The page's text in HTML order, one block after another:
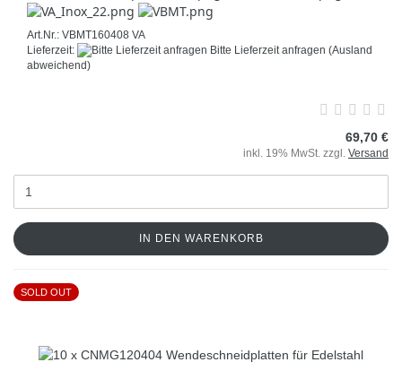
Art.Nr.: VBMT160408 VA
Lieferzeit:
Bitte Lieferzeit anfragen (Ausland
abweichend)
69,70 €
inkl. 19% MwSt. zzgl. Versand
IN DEN WARENKORB
SOLD OUT